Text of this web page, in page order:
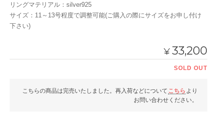
リングマテリアル：silver925
サイズ：11～13号程度で調整可能(ご購入の際にサイズをお申し付け
下さい)
¥33,200
SOLD OUT
こちらの商品は完売いたしました。再入荷などについて こちら より
お問い合わせください。